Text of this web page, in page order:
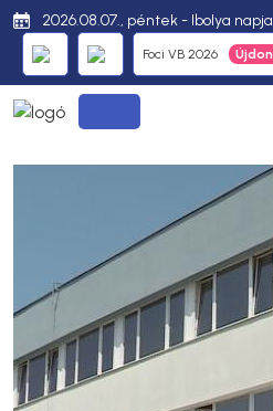
2026.08.07., péntek - Ibolya napja
Foci VB 2026